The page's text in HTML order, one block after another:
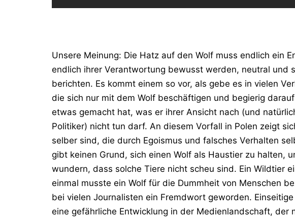
Unsere Meinung: Die Hatz auf den Wolf muss endlich ein
endlich ihrer Verantwortung bewusst werden, neutral und
berichten. Es kommt einem so vor, als gebe es in vielen
die sich nur mit dem Wolf beschäftigen und begierig
etwas gemacht hat, was er ihrer Ansicht nach (und
Politiker) nicht tun darf. An diesem Vorfall in Polen zeigt
selber sind, die durch Egoismus und falsches Verhalten
gibt keinen Grund, sich einen Wolf als Haustier zu halten,
wundern, dass solche Tiere nicht scheu sind. Ein Wildtier
einmal musste ein Wolf für die Dummheit von Menschen
bei vielen Journalisten ein Fremdwort geworden.
eine gefährliche Entwicklung in der Medienlandschaft, der